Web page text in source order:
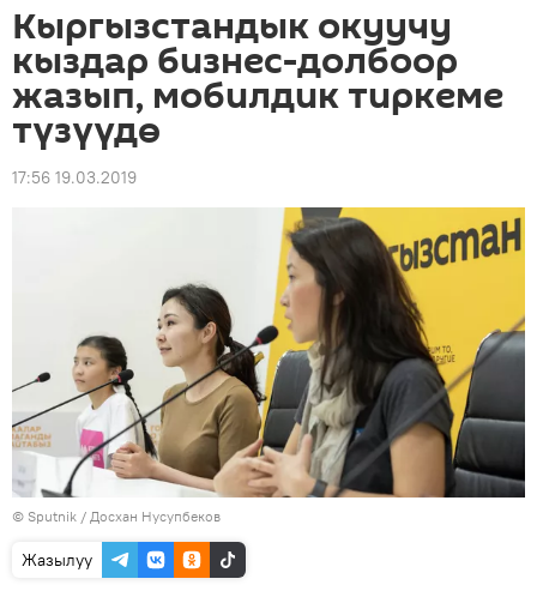
Кыргызстандык окуучу
кыздар бизнес-долбоор
жазып, мобилдик тиркеме
түзүүдө
17:56 19.03.2019
© Sputnik / Досхан Нусупбеков
Жазылуу